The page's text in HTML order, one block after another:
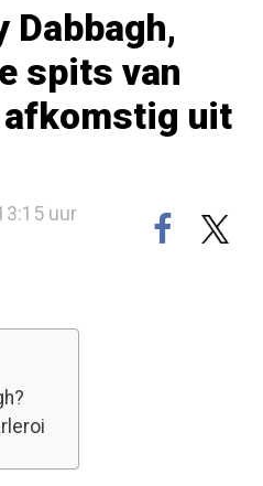
Dabbagh,
spits van
afkomstig uit
uur